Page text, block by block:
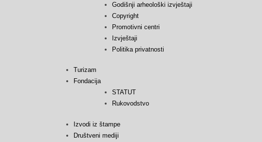
Godišnji arheološki izvještaji
Copyright
Promotivni centri
Izvještaji
Politika privatnosti
Turizam
Fondacija
STATUT
Rukovodstvo
Izvodi iz štampe
Društveni mediji